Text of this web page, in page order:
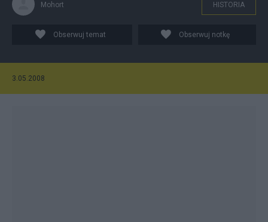
Mohort HISTORIA
Obserwuj temat Obserwuj notkę
3.05.2008